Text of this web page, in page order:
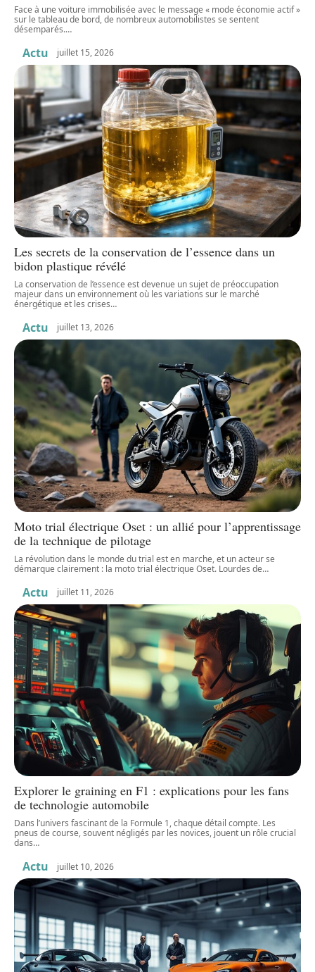
Face à une voiture immobilisée avec le message « mode économie actif »
sur le tableau de bord, de nombreux automobilistes se sentent
désemparés.…
Actu juillet 15, 2026
Les secrets de la conservation de l’essence dans un
bidon plastique révélé
La conservation de l’essence est devenue un sujet de préoccupation
majeur dans un environnement où les variations sur le marché
énergétique et les crises…
Actu juillet 13, 2026
Moto trial électrique Oset : un allié pour l’apprentissage
de la technique de pilotage
La révolution dans le monde du trial est en marche, et un acteur se
démarque clairement : la moto trial électrique Oset. Lourdes de…
Actu juillet 11, 2026
Explorer le graining en F1 : explications pour les fans
de technologie automobile
Dans l’univers fascinant de la Formule 1, chaque détail compte. Les
pneus de course, souvent négligés par les novices, jouent un rôle crucial
dans…
Actu juillet 10, 2026